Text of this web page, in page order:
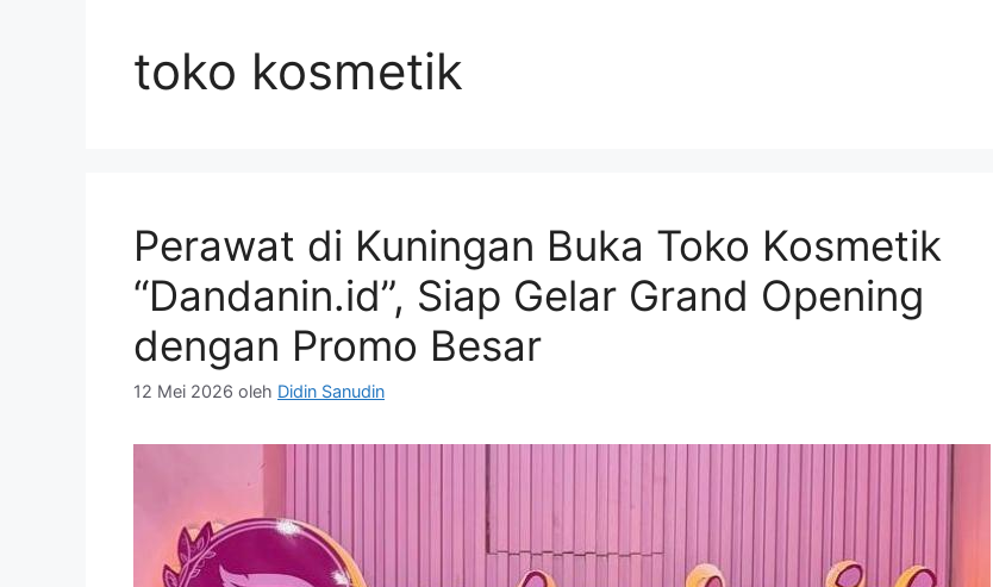
toko kosmetik
Perawat di Kuningan Buka Toko Kosmetik
“Dandanin.id”, Siap Gelar Grand Opening
dengan Promo Besar
12 Mei 2026 oleh Didin Sanudin